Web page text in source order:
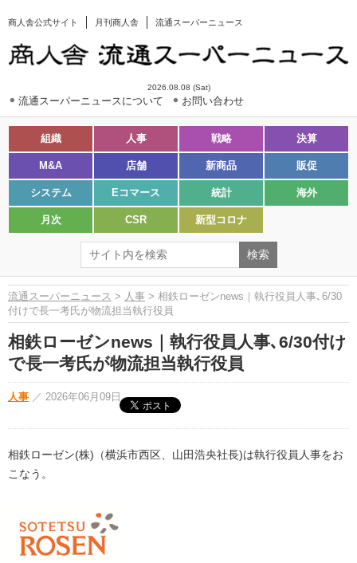
商人舎公式サイト 月刊商人舎 流通スーパーニュース
2026.08.08 (Sat)
流通スーパーニュースについて お問い合わせ
組織 人事 戦略 決算
M&A 店舗 新商品 販促
システム Eコマース 統計 海外
月次 CSR 新型コロナ
流通スーパーニュース > 人事 > 相鉄ローゼンnews｜執行役員人事､6/30
付けで長一考氏が物流担当執行役員
相鉄ローゼンnews｜執行役員人事､6/30付け
で長一考氏が物流担当執行役員
人事 ／ 2026年06月09日
相鉄ローゼン(株)（横浜市西区、山田浩央社長)は執行役員人事をお
こなう。